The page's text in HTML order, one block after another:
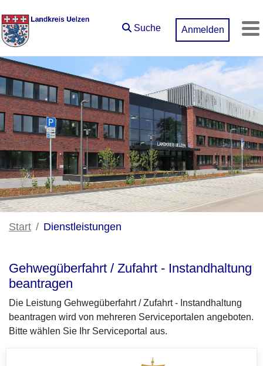
Suche Anmelden
Start Dienstleistungen
Gehwegüberfahrt / Zufahrt - Instandhaltung
beantragen
Die Leistung Gehwegüberfahrt / Zufahrt - Instandhaltung
beantragen wird von mehreren Serviceportalen angeboten.
Bitte wählen Sie Ihr Serviceportal aus.